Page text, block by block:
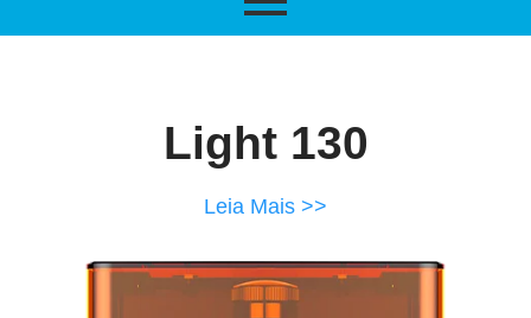
Light 130
Leia Mais >>